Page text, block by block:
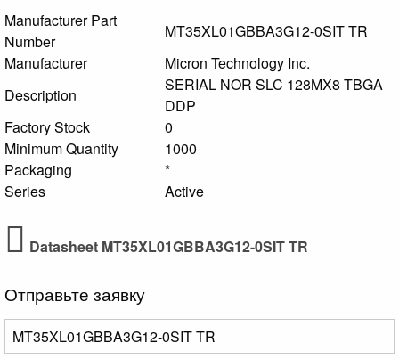
Manufacturer Part
Number
MT35XL01GBBA3G12-0SIT TR
Manufacturer
Micron Technology Inc.
Description
SERIAL NOR SLC 128MX8 TBGA
DDP
Factory Stock
0
Minimum Quantity
1000
Packaging
*
Series
Active
Datasheet MT35XL01GBBA3G12-0SIT TR
Отправьте заявку